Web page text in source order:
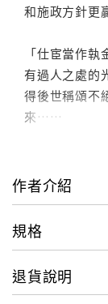
和施政方針更
「仕宦當作
有過人之處的
得後世稱頌不
來……
作者介紹
規格
退貨說明